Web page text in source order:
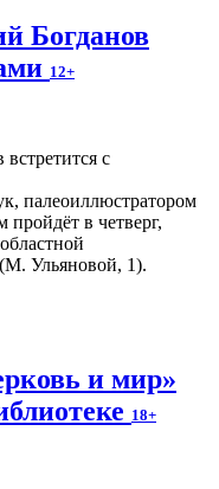
Богданов
12+
палеоиллюстратором
в четверг,
Ульяновой, 1).
и мир»
18+